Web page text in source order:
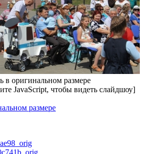
JavaScript, чтобы видеть слайдшоу]